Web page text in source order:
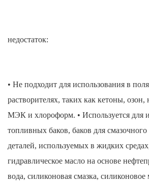
недостаток:
• Не подходит для использования в
растворителях, таких как кетоны, озон,
МЭК и хлороформ. • Используется для
топливных баков, баков для
деталей, используемых в жидких
гидравлическое масло на основе
вода, силиконовая смазка, силиконовое